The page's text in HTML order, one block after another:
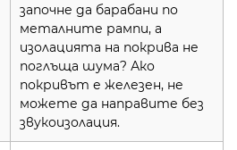
започне да барабани по
металните рампи, а
изолацията на покрива не
поглъща шума? Ако
покривът е железен, не
можете да направите без
звукоизолация.